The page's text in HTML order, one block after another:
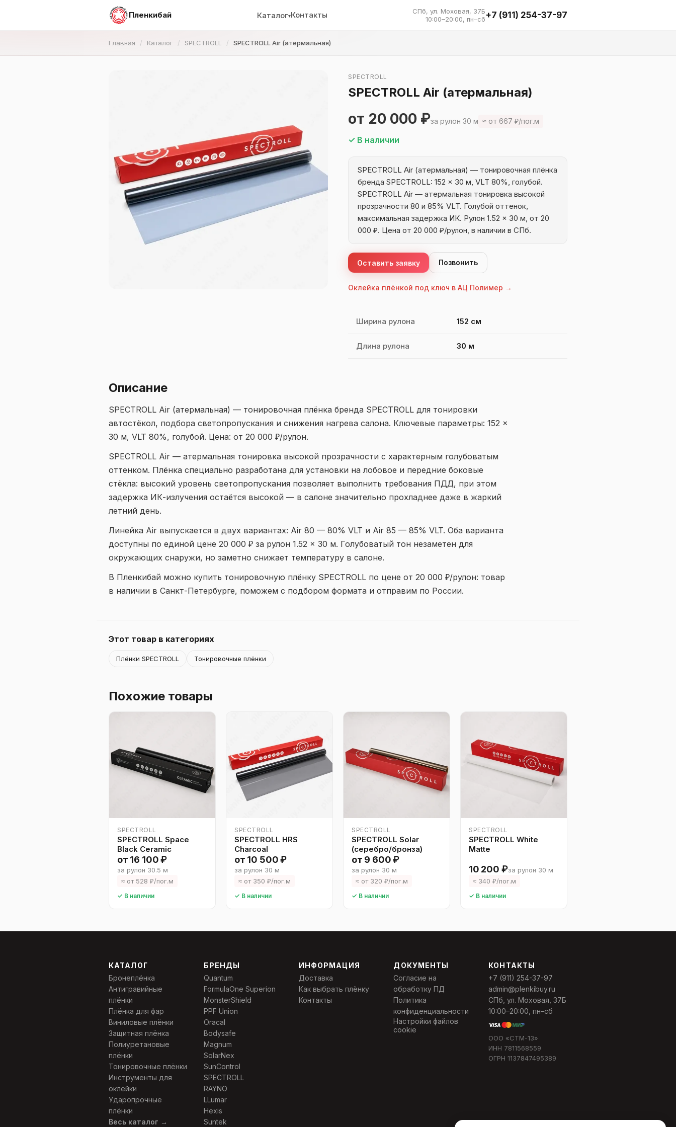
Пленкибай Каталог▾Контакты
СПб, ул. Моховая, 37Б
10:00–20:00, пн–сб+7 (911) 254-37-97
Главная Каталог SPECTROLL SPECTROLL Air (атермальная)
SPECTROLL
SPECTROLL Air (атермальная)
от 20 000 ₽за рулон 30 м ≈ от 667 ₽/пог.м
✓ В наличии
SPECTROLL Air (атермальная) — тонировочная плёнка
бренда SPECTROLL: 152 × 30 м, VLT 80%, голубой.
SPECTROLL Air — атермальная тонировка высокой
прозрачности 80 и 85% VLT. Голубой оттенок,
максимальная задержка ИК. Рулон 1.52 × 30 м, от 20
000 ₽. Цена от 20 000 ₽/рулон, в наличии в СПб.
Оставить заявку Позвонить
Оклейка плёнкой под ключ в АЦ Полимер →
Ширина рулона 152 см
Длина рулона 30 м
Описание
SPECTROLL Air (атермальная) — тонировочная плёнка бренда SPECTROLL для тонировки
автостёкол, подбора светопропускания и снижения нагрева салона. Ключевые параметры: 152 ×
30 м, VLT 80%, голубой. Цена: от 20 000 ₽/рулон.
SPECTROLL Air — атермальная тонировка высокой прозрачности с характерным голубоватым
оттенком. Плёнка специально разработана для установки на лобовое и передние боковые
стёкла: высокий уровень светопропускания позволяет выполнить требования ПДД, при этом
задержка ИК-излучения остаётся высокой — в салоне значительно прохладнее даже в жаркий
летний день.
Линейка Air выпускается в двух вариантах: Air 80 — 80% VLT и Air 85 — 85% VLT. Оба варианта
доступны по единой цене 20 000 ₽ за рулон 1.52 × 30 м. Голубоватый тон незаметен для
окружающих снаружи, но заметно снижает температуру в салоне.
В Пленкибай можно купить тонировочную плёнку SPECTROLL по цене от 20 000 ₽/рулон: товар
в наличии в Санкт-Петербурге, поможем с подбором формата и отправим по России.
Этот товар в категориях
Плёнки SPECTROLL Тонировочные плёнки
Похожие товары
SPECTROLL
SPECTROLL Space
Black Ceramic
от 16 100 ₽
за рулон 30.5 м
≈ от 528 ₽/пог.м
✓ В наличии
SPECTROLL
SPECTROLL HRS
Charcoal
от 10 500 ₽
за рулон 30 м
≈ от 350 ₽/пог.м
✓ В наличии
SPECTROLL
SPECTROLL Solar
(серебро/бронза)
от 9 600 ₽
за рулон 30 м
≈ от 320 ₽/пог.м
✓ В наличии
SPECTROLL
SPECTROLL White
Matte
10 200 ₽за рулон 30 м
≈ 340 ₽/пог.м
✓ В наличии
КАТАЛОГ
Бронеплёнка
Антигравийные
плёнки
Плёнка для фар
Виниловые плёнки
Защитная плёнка
Полиуретановые
плёнки
Тонировочные плёнки
Инструменты для
оклейки
Ударопрочные
плёнки
Весь каталог →
БРЕНДЫ
Quantum
FormulaOne Superion
MonsterShield
PPF Union
Oracal
Bodysafe
Magnum
SolarNex
SunControl
SPECTROLL
RAYNO
LLumar
Hexis
Suntek
ИНФОРМАЦИЯ
Доставка
Как выбрать плёнку
Контакты
ДОКУМЕНТЫ
Согласие на
обработку ПД
Политика
конфиденциальности
Настройки файлов
cookie
КОНТАКТЫ
+7 (911) 254-37-97
admin@plenkibuy.ru
СПб, ул. Моховая, 37Б
10:00–20:00, пн–сб
ООО «СТМ-13»
ИНН 7811568559
ОГРН 1137847495389